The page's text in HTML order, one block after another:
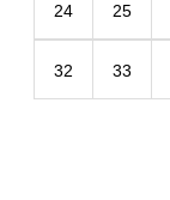
24 25
32 33